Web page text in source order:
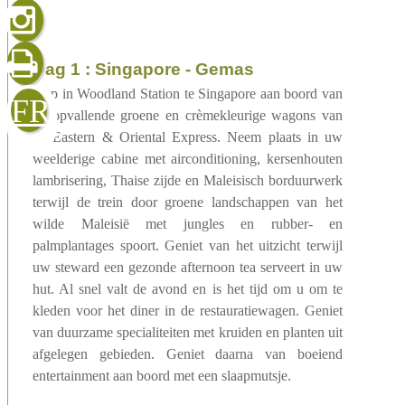
FR
sluiten verzenden
dag 1 : Singapore - Gemas
Stap in Woodland Station te Singapore aan boord van
de opvallende groene en crèmekleurige wagons van
de Eastern & Oriental Express. Neem plaats in uw
weelderige cabine met airconditioning, kersenhouten
lambrisering, Thaise zijde en Maleisisch borduurwerk
terwijl de trein door groene landschappen van het
wilde Maleisië met jungles en rubber- en
palmplantages spoort. Geniet van het uitzicht terwijl
uw steward een gezonde afternoon tea serveert in uw
hut. Al snel valt de avond en is het tijd om u om te
kleden voor het diner in de restauratiewagen. Geniet
van duurzame specialiteiten met kruiden en planten uit
afgelegen gebieden. Geniet daarna van boeiend
entertainment aan boord met een slaapmutsje.